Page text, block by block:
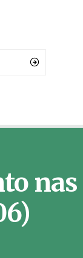
nas